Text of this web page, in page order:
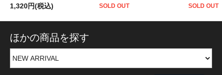
1,320円(税込)
SOLD OUT
SOLD OUT
ほかの商品を探す